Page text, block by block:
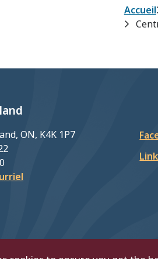
Fil
Accueil
ON, K4K 1P7